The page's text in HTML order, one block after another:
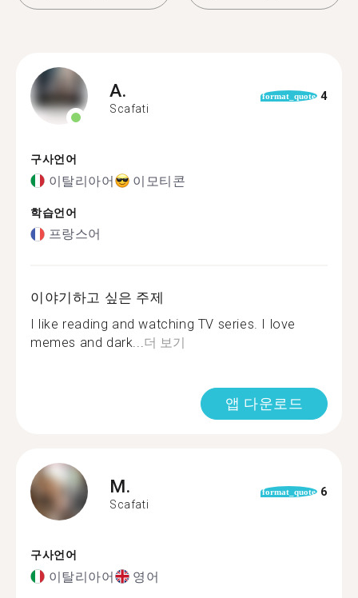
A.
Scafati
format_quote 4
구사언어
이탈리아어 이모티콘
학습언어
프랑스어
이야기하고 싶은 주제
I like reading and watching TV series. I love
memes and dark...더 보기
앱 다운로드
M.
Scafati
format_quote 6
구사언어
이탈리아어 영어